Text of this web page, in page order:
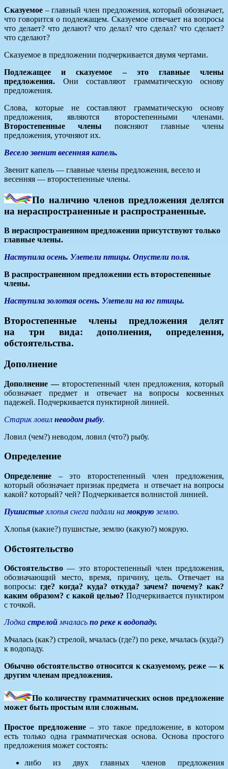
Сказуемое – главный член предложения, который обозначает,
что говорится о подлежащем. Сказуемое отвечает на вопросы
что делает? что делают? что делал? что сделал? что сделает?
что сделают?
Сказуемое в предложении подчеркивается двумя чертами.
Подлежащее и сказуемое – это главные члены
предложения. Они составляют грамматическую основу
предложения.
Слова, которые не составляют грамматическую основу
предложения, являются второстепенными членами.
Второстепенные члены поясняют главные члены
предложения, уточняют их.
Весело звенит весенняя капель.
Звенит капель — главные члены предложения, весело и
весенняя — второстепенные члены.
По наличию членов предложения делятся
на нераспространенные и распространенные.
В нераспространенном предложении присутствуют только
главные члены.
Наступила осень. Улетели птицы. Опустели поля.
В распространенном предложении есть второстепенные
члены.
Наступила золотая осень. Улетели на юг птицы.
Второстепенные члены предложения делят
на три вида: дополнения, определения,
обстоятельства.
Дополнение
Дополнение —второстепенный член предложения, который
обозначает предмет и отвечает на вопросы косвенных
падежей. Подчеркивается пунктирной линией.
Старик ловил неводом рыбу.
Ловил (чем?) неводом, ловил (что?) рыбу.
Определение
Определение – это второстепенный член предложения,
который обозначает признак предмета и отвечает на вопросы
какой? который? чей? Подчеркивается волнистой линией.
Пушистые хлопья снега падали намокрую землю.
Хлопья (какие?) пушистые, землю (какую?) мокрую.
Обстоятельство
Обстоятельство — это второстепенный член предложения,
обозначающий место, время, причину, цель. Отвечает на
вопросы: где? когда? куда? откуда? зачем? почему? как?
каким образом? с какой целью? Подчеркивается пунктиром
с точкой.
Лодка стрелоймчалась по реке к водопаду.
Мчалась (как?) стрелой, мчалась (где?) по реке, мчалась (куда?)
к водопаду.
Обычно обстоятельство относится к сказуемому, реже — к
другим членам предложения.
По количеству грамматических основ предложение
может быть простым или сложным.
Простое предложение– это такое предложение, в котором
есть только одна грамматическая основа. Основа простого
предложения может состоять:
либо из двух главных членов предложения